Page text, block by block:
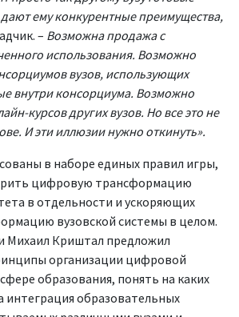
ему конкурентные преимущества,
– Возможна продажа с
использования. Возможно
вузов, использующих
внутри консорциума. Возможно
курсов других вузов. Но все это не
И эти иллюзии нужно откинуть».
в наборе единых правил игры,
цифровую трансформацию
в отдельности и ускоряющих
вузовской системы в целом.
Михаил Криштал предложил
организации цифровой
образования, понять на каких
интеграция образовательных